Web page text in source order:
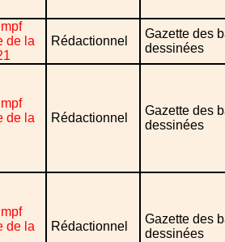
de la
Rédactionnel
Gazette des
dessinées
de la
Rédactionnel
Gazette des
dessinées
de la
Rédactionnel
Gazette des
dessinées